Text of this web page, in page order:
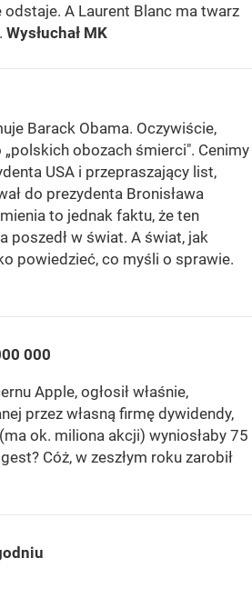
A Laurent Blanc ma twarz
Wysłuchał MK
Barack Obama. Oczywiście,
„polskich obozach śmierci". Cenimy
USA i przepraszający list,
do prezydenta Bronisława
to jednak faktu, że ten
poszedł w świat. A świat, jak
powiedzieć, co myśli o sprawie.
000
Apple, ogłosił właśnie,
przez własną firmę dywidendy,
ok. miliona akcji) wyniosłaby 75
Cóż, w zeszłym roku zarobił